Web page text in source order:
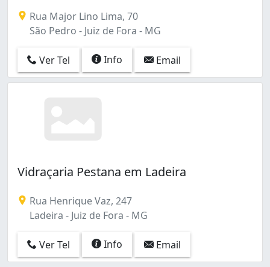
Rua Major Lino Lima, 70
São Pedro - Juiz de Fora - MG
Ver Tel Info Email
Vidraçaria Pestana em Ladeira
Rua Henrique Vaz, 247
Ladeira - Juiz de Fora - MG
Ver Tel Info Email